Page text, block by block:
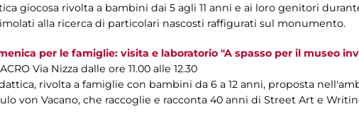
giocosa rivolta a bambini dai 5 agli 11 anni e ai loro genitori
alla ricerca di particolari nascosti raffigurati sul monumento.
per le famiglie: visita e laboratorio "A spasso per il museo
Via Nizza dalle ore 11.00 alle 12.30
rivolta a famiglie con bambini da 6 a 12 anni, proposta
von Vacano, che raccoglie e racconta 40 anni di Street Art e